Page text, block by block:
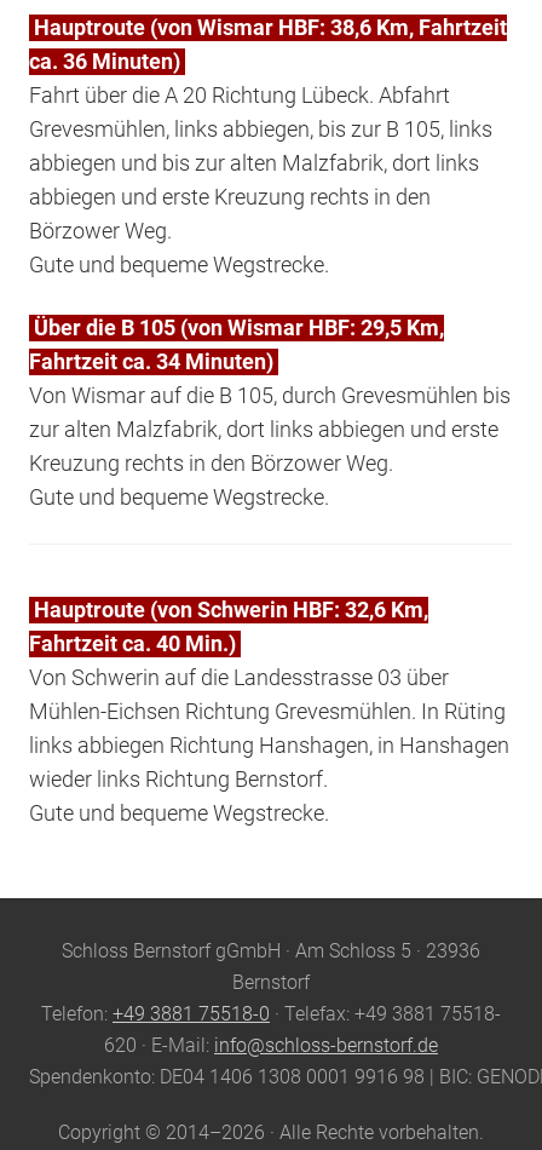
Hauptroute (von Wismar HBF: 38,6 Km, Fahrtzeit
ca. 36 Minuten)
Fahrt über die A 20 Richtung Lübeck. Abfahrt
Grevesmühlen, links abbiegen, bis zur B 105, links
abbiegen und bis zur alten Malzfabrik, dort links
abbiegen und erste Kreuzung rechts in den
Börzower Weg.
Gute und bequeme Wegstrecke.
Über die B 105 (von Wismar HBF: 29,5 Km,
Fahrtzeit ca. 34 Minuten)
Von Wismar auf die B 105, durch Grevesmühlen bis
zur alten Malzfabrik, dort links abbiegen und erste
Kreuzung rechts in den Börzower Weg.
Gute und bequeme Wegstrecke.
Hauptroute (von Schwerin HBF: 32,6 Km,
Fahrtzeit ca. 40 Min.)
Von Schwerin auf die Landesstrasse 03 über
Mühlen-Eichsen Richtung Grevesmühlen. In Rüting
links abbiegen Richtung Hanshagen, in Hanshagen
wieder links Richtung Bernstorf.
Gute und bequeme Wegstrecke.
SiteSchloss Bernstorf gGmbH · Am Schloss 5 · 23936
Bernstorf
Telefon: +49 3881 75518-0 · Telefax: +49 3881 75518-
620 · E-Mail: info@schloss-bernstorf.de
Spendenkonto: DE04 1406 1308 0001 9916 98 | BIC:
Copyright © 2014–2026 · Alle Rechte vorbehalten.